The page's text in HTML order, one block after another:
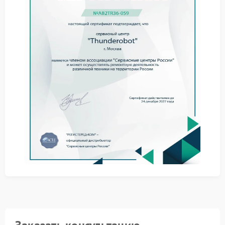
контактов, засорение или сломанный внутренний
Сбой в работе южного моста или
мультиконтроллера, отвечающих за ввод-вывод
Проблемы с драйверами или некорректные
настройки BIOS после обновлений.
плате, вызванное подключением неисправной
периферии.
диагностики
Самостоятельное вмешательство в устройство ноута